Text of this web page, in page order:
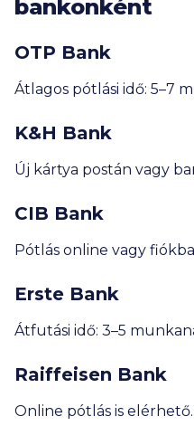
bankonként
OTP Bank
Átlagos pótlási idő: 5–7
K&H Bank
Új kártya postán vagy
CIB Bank
Pótlás online vagy
Erste Bank
Átfutási idő: 3–5
Raiffeisen Bank
Online pótlás is elérhető.